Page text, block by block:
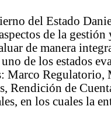
del Estado
de la gestión
de manera
de los estados
Marco Regulatorio,
Rendición de
en los cuales la